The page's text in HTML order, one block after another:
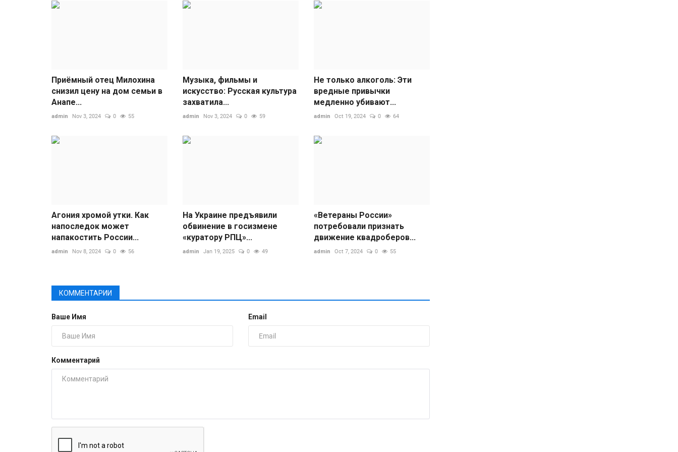
Приёмный отец Милохина
снизил цену на дом семьи в
Анапе...
admin Nov 3, 2024 0 55
Музыка, фильмы и
искусство: Русская культура
захватила...
admin Nov 3, 2024 0 59
Не только алкоголь: Эти
вредные привычки
медленно убивают...
admin Oct 19, 2024 0 64
Агония хромой утки. Как
напоследок может
напакостить России...
admin Nov 8, 2024 0 56
На Украине предъявили
обвинение в госизмене
«куратору РПЦ»...
admin Jan 19, 2025 0 49
«Ветераны России»
потребовали признать
движение квадроберов...
admin Oct 7, 2024 0 55
КОММЕНТАРИИ
Ваше Имя Email
Комментарий